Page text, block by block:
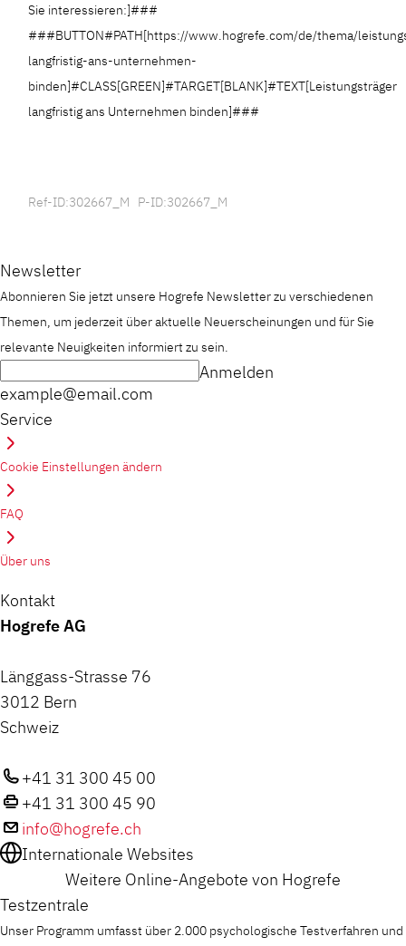
Sie interessieren:]###
###BUTTON#PATH[https://www.hogrefe.com/de/thema/
langfristig-ans-unternehmen-
binden]#CLASS[GREEN]#TARGET[BLANK]#TEXT[Leistungsträger
langfristig ans Unternehmen binden]###
Ref-ID:302667_M P-ID:302667_M
Newsletter
Abonnieren Sie jetzt unsere Hogrefe Newsletter zu verschiedenen
Themen, um jederzeit über aktuelle Neuerscheinungen und für Sie
relevante Neuigkeiten informiert zu sein.
example@email.com
Anmelden
Service
Cookie Einstellungen ändern
FAQ
Über uns
Kontakt
Hogrefe AG
Länggass-Strasse 76
3012 Bern
Schweiz
+41 31 300 45 00
+41 31 300 45 90
info@hogrefe.ch
Internationale Websites
Weitere Online-Angebote von Hogrefe
Testzentrale
Unser Programm umfasst über 2.000 psychologische Testverfahren und